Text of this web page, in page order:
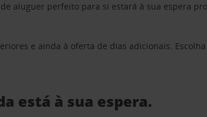
aluguer perfeito para si estará à sua espera
e ainda à oferta de dias adicionais.
está à sua espera.